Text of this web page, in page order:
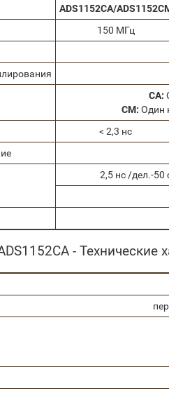
ADS1152CA/
150 МГц
СA:
CM: Один
< 2,3 нс
2,5 нс /дел.-50
- Технические